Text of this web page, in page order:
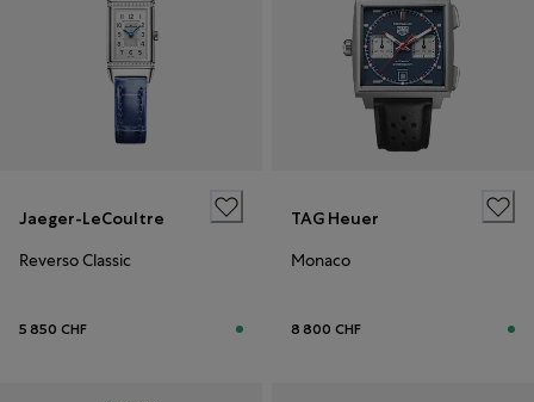
Jaeger-LeCoultre
Reverso Classic
5 850 CHF
TAG Heuer
Monaco
8 800 CHF